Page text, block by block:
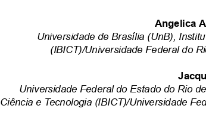
Angelica
Universidade de Brasília (UnB),
(IBICT)/Universidade Federal do
Universidade Federal do Estado do Rio de
Ciência e Tecnologia (IBICT)/Universidade